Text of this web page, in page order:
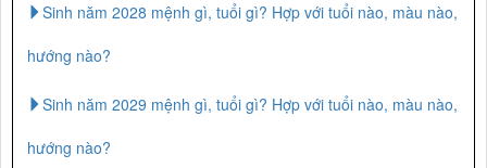
Sinh năm 2028 mệnh gì, tuổi gì? Hợp với tuổi nào, màu nào,
hướng nào?
Sinh năm 2029 mệnh gì, tuổi gì? Hợp với tuổi nào, màu nào,
hướng nào?